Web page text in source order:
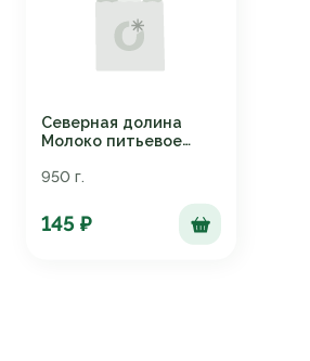
Северная долина
Молоко питьевое
безлактозное с м. д.
950 г.
145 ₽